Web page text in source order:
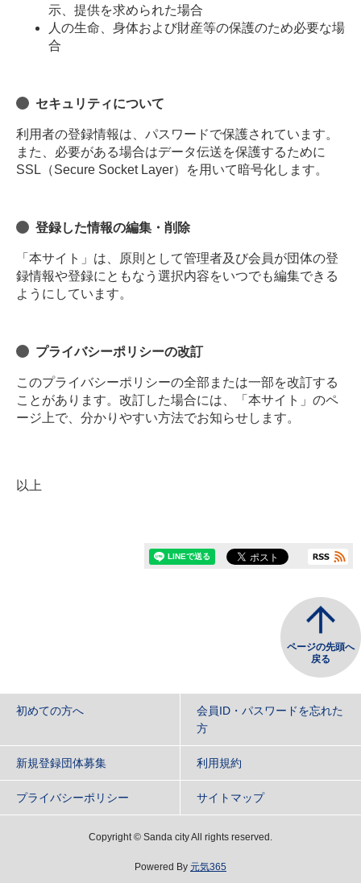
示、提供を求められた場合
人の生命、身体および財産等の保護のため必要な場
合
セキュリティについて
利用者の登録情報は、パスワードで保護されています。
また、必要がある場合はデータ伝送を保護するために
SSL（Secure Socket Layer）を用いて暗号化します。
登録した情報の編集・削除
「本サイト」は、原則として管理者及び会員が団体の登
録情報や登録にともなう選択内容をいつでも編集できる
ようにしています。
プライバシーポリシーの改訂
このプライバシーポリシーの全部または一部を改訂する
ことがあります。改訂した場合には、「本サイト」のペ
ージ上で、分かりやすい方法でお知らせします。
以上
ページの先頭へ
戻る
初めての方へ
会員ID・パスワードを忘れた
方
新規登録団体募集 利用規約
プライバシーポリシー サイトマップ
Copyright© Sanda city All rights reserved.
Powered By 元気365